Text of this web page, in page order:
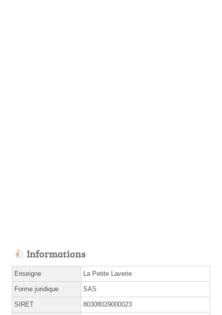
Informations
Enseigne La Petite Laverie
Forme juridique SAS
SIRET 80308029000023